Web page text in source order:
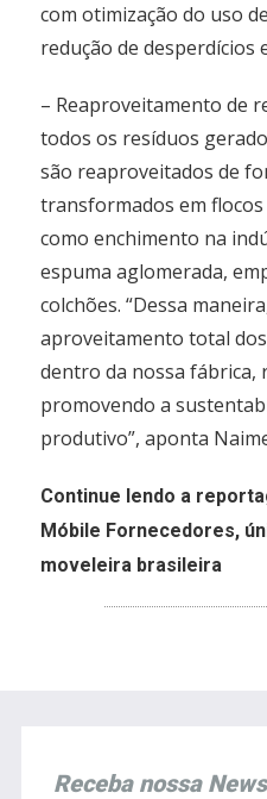
com otimização do uso
redução de desperdícios
– Reaproveitamento de
todos os resíduos
são reaproveitados de
transformados em
como enchimento na
espuma aglomerada,
colchões. “Dessa
aproveitamento total
dentro da nossa fábrica,
promovendo a
produtivo”, aponta
Continue lendo a
Móbile Fornecedores,
moveleira brasileira
Receba nossa